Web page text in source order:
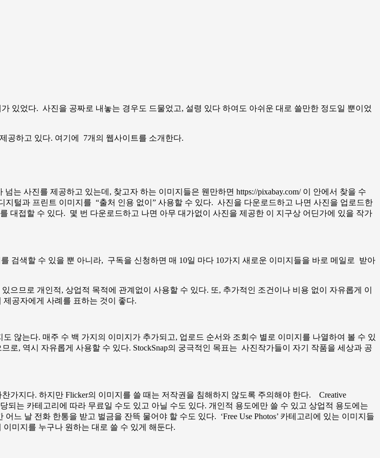
있었다. 사진을 공짜로 내놓는 경우도 드물었고, 설령 있다 하여도 아쉬운 대로 쓸만한 정도일 뿐이었
공하고 있다. 여기에 7개의 웹사이트를 소개한다.
넘는 사진를 제공하고 있는데, 찾고자 하는 이미지들은 웬만하면 https://pixabay.com/ 이 안에서 찾을 수
털과 프린트 이미지를 “출처 인용 없이” 사용할 수 있다. 사진을 다운로드하고 나면 사진을 업로드한
대접할 수 있다. 몇 번 다운로드하고 나면 아무 대가없이 사진을 제공한 이 지구상 어딘가에 있을 작가
검색할 수 있을 뿐 아니라, 구독을 신청하면 매 10일 마다 10가지 새로운 이미지들을 바로 메일로 받아
으므로 개인적, 상업적 목적에 관계없이 사용할 수 있다. 또, 추가적인 조건이나 비용 없이 자유롭게 이
공자에게 사례를 표하는 것이 좋다.
않는다. 매주 수 백 가지의 이미지가 추가되고, 업로드 순서와 조회수 별로 이미지를 나열하여 볼 수 있
로, 역시 자유롭게 사용할 수 있다. StockSnap의 궁극적인 목표는 사진작가들이 자기 작품을 세상과 공
가지다. 하지만 Flicker의 이미지를 쓸 때는 저작권을 침해하지 않도록 주의해야 한다. Creative
되는 카테고리에 따라 무료일 수도 있고 아닐 수도 있다. 개인적 용도에만 쓸 수 있고 상업적 용도에는
날 전화 한통을 받고 벌금을 잔뜩 물어야 할 수도 있다. ‘Free Use Photos’ 카테고리에 있는 이미지들
미지를 누구나 원하는 대로 쓸 수 있게 해둔다.